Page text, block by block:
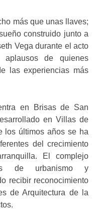
más que unas llaves;
construido junto a
Vega durante el acto
de quienes
las experiencias más
en Brisas de San
en Villas de
los últimos años se ha
del crecimiento
El complejo
de urbanismo y
recibir reconocimiento
de Arquitectura de la